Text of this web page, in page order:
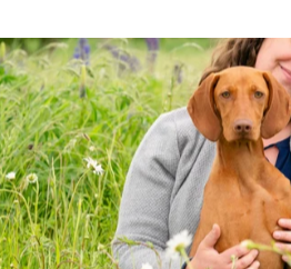
SCHRIFTART
18
SCHRIFTART
19